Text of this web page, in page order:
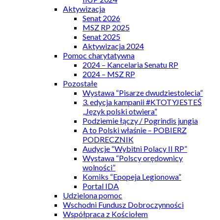
Aktywizacja
Senat 2026
MSZ RP 2025
Senat 2025
Aktywizacja 2024
Pomoc charytatywna
2024 – Kancelaria Senatu RP
2024 – MSZ RP
Pozostałe
Wystawa “Pisarze dwudziestolecia”
3. edycja kampanii #KTOTYJESTEŚ
„Język polski otwiera”
Podziemie łączy / Pogrindis jungia
A to Polski właśnie – POBIERZ
PODRECZNIK
Audycje “Wybitni Polacy II RP”
Wystawa “Polscy orędownicy
wolności”
Komiks “Epopeja Legionowa”
Portal IDA
Udzielona pomoc
Wschodni Fundusz Dobroczynności
Współpraca z Kościołem